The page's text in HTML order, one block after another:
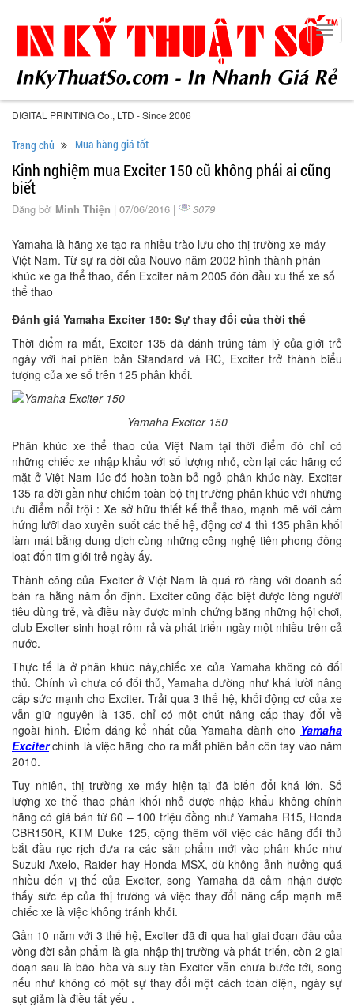
DIGITAL PRINTING Co., LTD - Since 2006
Trang chủ Mua hàng giá tốt
Kinh nghiệm mua Exciter 150 cũ không phải ai cũng
biết
Đăng bởi Minh Thiện | 07/06/2016 | 3079
Yamaha là hãng xe tạo ra nhiều trào lưu cho thị trường xe máy
Việt Nam. Từ sự ra đời của Nouvo năm 2002 hình thành phân
khúc xe ga thể thao, đến Exciter năm 2005 đón đầu xu thế xe số
thể thao
Đánh giá Yamaha Exciter 150: Sự thay đổi của thời thế
Thời điểm ra mắt, Exciter 135 đã đánh trúng tâm lý của giới trẻ
ngày với hai phiên bản Standard và RC, Exciter trở thành biểu
tượng của xe số trên 125 phân khối.
Yamaha Exciter 150
Phân khúc xe thể thao của Việt Nam tại thời điểm đó chỉ có
những chiếc xe nhập khẩu với số lượng nhỏ, còn lại các hãng có
mặt ở Việt Nam lúc đó hoàn toàn bỏ ngỏ phân khúc này. Exciter
135 ra đời gần như chiếm toàn bộ thị trường phân khúc với những
ưu điểm nổi trội : Xe sở hữu thiết kế thể thao, mạnh mẽ với cảm
hứng lưỡi dao xuyên suốt các thế hệ, động cơ 4 thì 135 phân khối
làm mát bằng dung dịch cùng những công nghệ tiên phong đồng
loạt đốn tim giới trẻ ngày ấy.
Thành công của Exciter ở Việt Nam là quá rõ ràng với doanh số
bán ra hằng năm ổn định. Exciter cũng đặc biệt được lòng người
tiêu dùng trẻ, và điều này được minh chứng bằng những hội chơi,
club Exciter sinh hoạt rôm rả và phát triển ngày một nhiều trên cả
nước.
Thực tế là ở phân khúc này,chiếc xe của Yamaha không có đối
thủ. Chính vì chưa có đối thủ, Yamaha dường như khá lười nâng
cấp sức mạnh cho Exciter. Trải qua 3 thế hệ, khối động cơ của xe
vẫn giữ nguyên là 135, chỉ có một chút nâng cấp thay đổi về
ngoài hình. Điểm đáng kể nhất của Yamaha dành cho Yamaha
Exciterchính là việc hãng cho ra mắt phiên bản côn tay vào năm
2010.
Tuy nhiên, thị trường xe máy hiện tại đã biến đổi khá lớn. Số
lượng xe thể thao phân khối nhỏ được nhập khẩu không chính
hãng có giá bán từ 60 – 100 triệu đồng như Yamaha R15, Honda
CBR150R, KTM Duke 125, cộng thêm với việc các hãng đối thủ
bắt đầu rục rịch đưa ra các sản phẩm mới vào phân khúc như
Suzuki Axelo, Raider hay Honda MSX, dù không ảnh hưởng quá
nhiều đến vị thế của Exciter, song Yamaha đã cảm nhận được
thấy sức ép của thị trường và việc thay đổi nâng cấp mạnh mẽ
chiếc xe là việc không tránh khỏi.
Gần 10 năm với 3 thế hệ, Exciter đã đi qua hai giai đoạn đầu của
vòng đời sản phẩm là gia nhập thị trường và phát triển, còn 2 giai
đoạn sau là bão hòa và suy tàn Exciter vẫn chưa bước tới, song
nếu như không có một sự thay đổi một cách toàn diện, ngày sự
sụt giảm là điều tất yếu .